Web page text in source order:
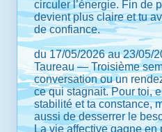
circuler l’énergie. Fin de
devient plus claire et tu
de confiance.
du 17/05/2026 au 23/05/
Taureau — Troisième
conversation ou un
ce qui stagnait. Pour toi,
stabilité et ta constance,
aussi de desserrer le
La vie affective gagne en